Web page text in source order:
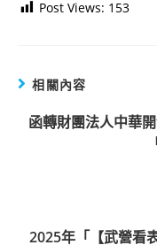
Post Views: 153
相關內容
函轉財團法人中華
2025年「【武營看